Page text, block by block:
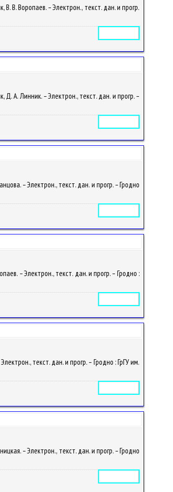
В. Воропаев. – Электрон., текст. дан. и прогр.
А. Линник. – Электрон., текст. дан. и прогр. –
– Электрон., текст. дан. и прогр. – Гродно
– Электрон., текст. дан. и прогр. – Гродно :
текст. дан. и прогр. – Гродно : ГрГУ им.
– Электрон., текст. дан. и прогр. – Гродно